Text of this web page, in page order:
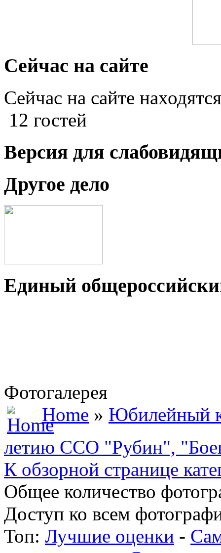
Сейчас на сайте
Сейчас на сайте
12 гостей
Версия для
Другое дело
Единый
Фотогалерея
Home » Юбилейный
летию ССО "Рубин",
К обзорной странице
Общее количество
Доступ ко всем
Топ: Лучшие оценки -